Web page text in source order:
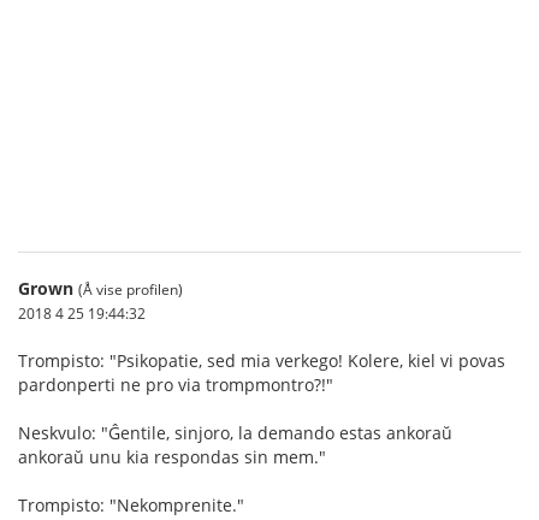
Grown (Å vise profilen)
2018 4 25 19:44:32
Trompisto: "Psikopatie, sed mia verkego! Kolere, kiel vi povas
pardonperti ne pro via trompmontro?!"
Neskvulo: "Ĝentile, sinjoro, la demando estas ankoraŭ
ankoraŭ unu kia respondas sin mem."
Trompisto: "Nekomprenite."